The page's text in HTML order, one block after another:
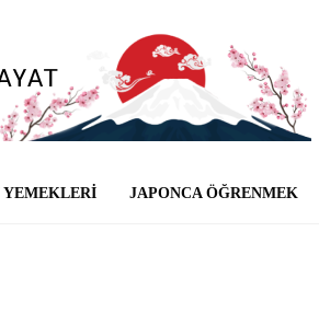
YEMEKLERI JAPONCA ÖĞRENMEK